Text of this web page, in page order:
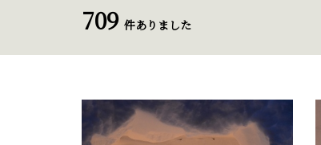
709 件ありました